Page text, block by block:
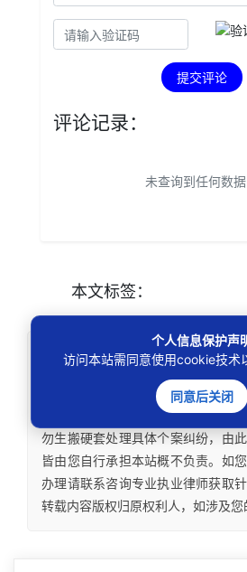
提交评论
评论记录：
未查询到任何数据
本文标签：
免责声
本站所刊资讯仅为学术观点交
律意见建议。法律适用存在地域、
勿生搬硬套处理具体个案纠纷，由
皆由您自行承担本站概不负责。如
办理请联系咨询专业执业律师获取
转载内容版权归原权利人，如涉及您
个人信息保护声
访问本站需同意使用cookie技术
同意后关闭